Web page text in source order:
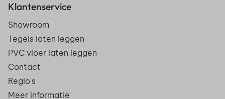
Klantenservice
Showroom
Tegels laten leggen
PVC vloer laten leggen
Contact
Regio's
Meer informatie